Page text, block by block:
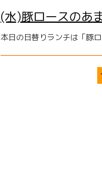
(水)豚ロースのあ
本日の日替りランチは「豚